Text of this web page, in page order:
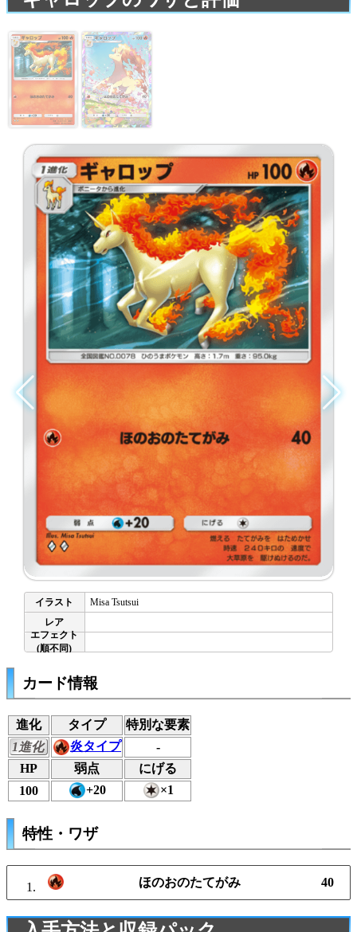
Misa Tsutsui
カード情報
進化 タイプ
特別な要素
1進化
炎タイプ
-
HP
弱点
にげる
100
+20 ×1
特性・ワザ
ほのおのたてがみ 40